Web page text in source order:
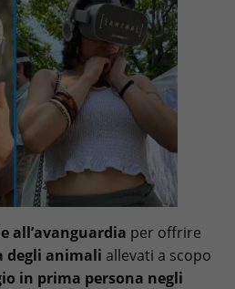
all’avanguardia per offrire
degli animali allevati a scopo
in prima persona negli